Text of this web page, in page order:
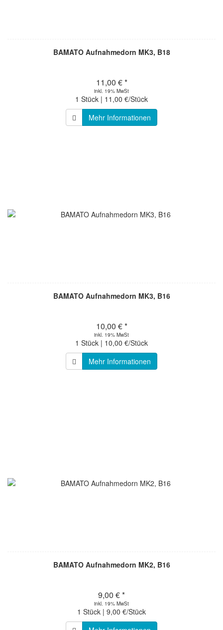
BAMATO Aufnahmedorn MK3, B18
11,00 € *
inkl. 19% MwSt
1 Stück | 11,00 €/Stück
Mehr Informationen
BAMATO Aufnahmedorn MK3, B16
10,00 € *
inkl. 19% MwSt
1 Stück | 10,00 €/Stück
Mehr Informationen
BAMATO Aufnahmedorn MK2, B16
9,00 € *
inkl. 19% MwSt
1 Stück | 9,00 €/Stück